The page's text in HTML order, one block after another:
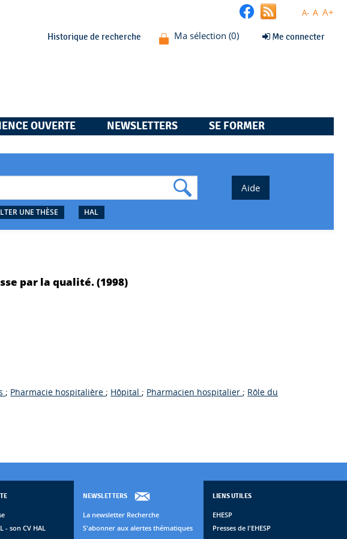
A- A A+
Historique de recherche Me connecter
OUVERTE NEWSLETTERS SE FORMER
UNE THÈSE HAL
par la qualité. (1998)
; Pharmacie hospitalière ; Hôpital ; Pharmacien hospitalier ; Rôle du
- son CV HAL
NEWSLETTERS
La newsletter Recherche
S'abonner aux alertes thématiques
LIENS UTILES
EHESP
Presses de l'EHESP